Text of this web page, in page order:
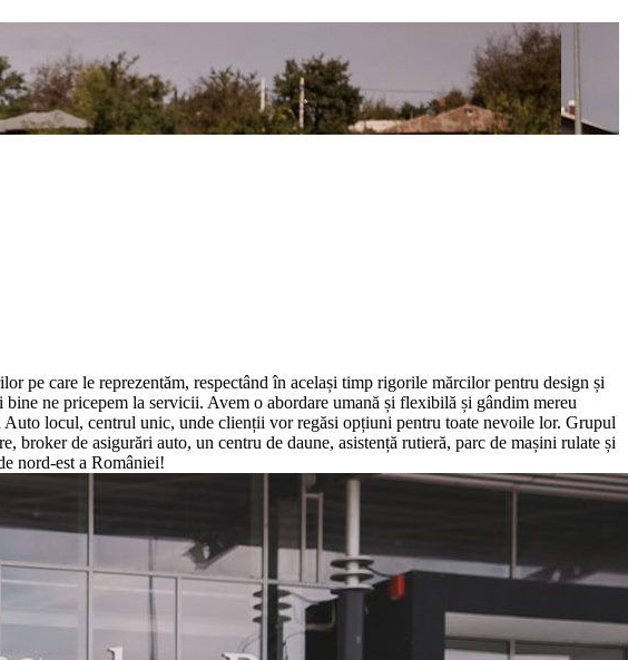
pe care le reprezentăm, respectând în același timp rigorile mărcilor pentru design și
ne pricepem la servicii. Avem o abordare umană și flexibilă și gândim mereu
locul, centrul unic, unde clienții vor regăsi opțiuni pentru toate nevoile lor. Grupul
broker de asigurări auto, un centru de daune, asistență rutieră, parc de mașini rulate și
nord-est a României!